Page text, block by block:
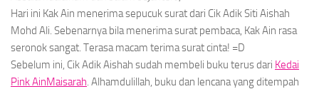
Hari ini Kak Ain menerima sepucuk surat dari Cik Adik Siti Aishah
Mohd Ali. Sebenarnya bila menerima surat pembaca, Kak Ain rasa
seronok sangat. Terasa macam terima surat cinta! =D
Sebelum ini, Cik Adik Aishah sudah membeli buku terus dari Kedai
Pink AinMaisarah. Alhamdulillah, buku dan lencana yang ditempah